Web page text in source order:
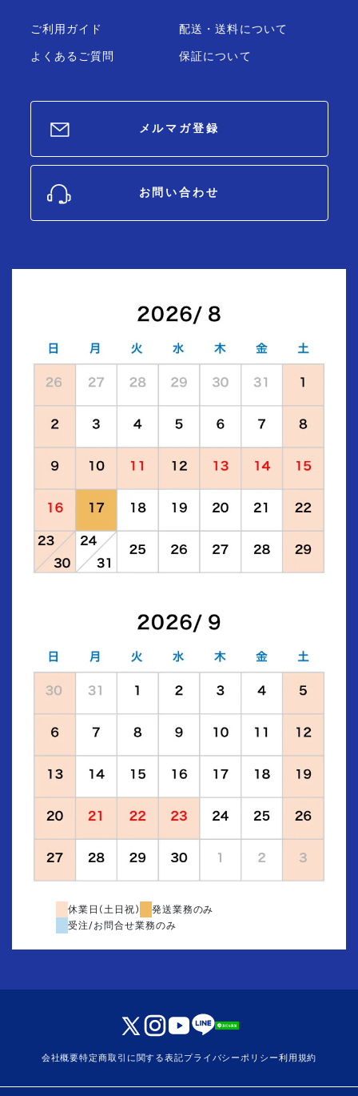
ご利用ガイド
よくあるご質問
配送・送料について
保証について
メルマガ登録
お問い合わせ
休業日(土日祝)
発送業務のみ
受注/お問合せ業務のみ
会社概要特定商取引に関する表記プライバシーポリシー利用規約